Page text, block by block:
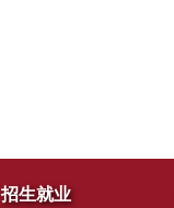
招生就业